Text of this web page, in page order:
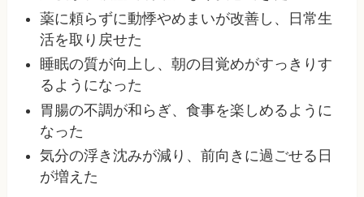
薬に頼らずに動悸やめまいが改善し、日常生
活を取り戻せた
睡眠の質が向上し、朝の目覚めがすっきりす
るようになった
胃腸の不調が和らぎ、食事を楽しめるように
なった
気分の浮き沈みが減り、前向きに過ごせる日
が増えた